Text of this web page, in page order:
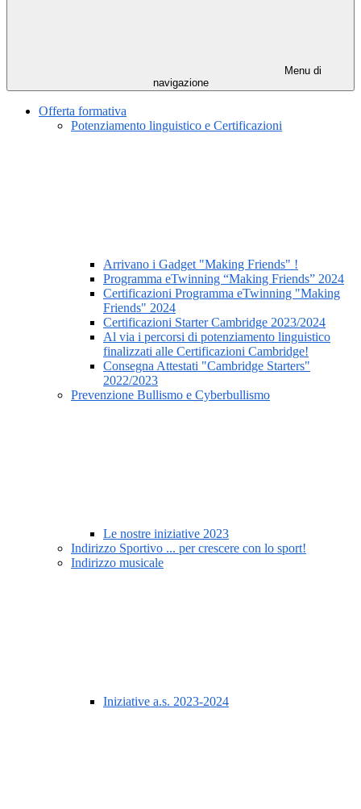
Menu di
navigazione
Offerta formativa
Potenziamento linguistico e Certificazioni
Arrivano i Gadget "Making Friends" !
Programma eTwinning “Making Friends” 2024
Certificazioni Programma eTwinning "Making
Friends" 2024
Certificazioni Starter Cambridge 2023/2024
Al via i percorsi di potenziamento linguistico
finalizzati alle Certificazioni Cambridge!
Consegna Attestati "Cambridge Starters"
2022/2023
Prevenzione Bullismo e Cyberbullismo
Le nostre iniziative 2023
Indirizzo Sportivo ... per crescere con lo sport!
Indirizzo musicale
Iniziative a.s. 2023-2024